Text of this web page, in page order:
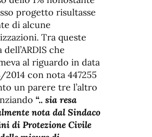
progetto risultasse
di alcune
Tra queste
dell’ARDIS che
al riguardo in data
2014 con nota 447255
un parere tre l’altro
“.. sia resa
nota dal Sindaco
di Protezione Civile